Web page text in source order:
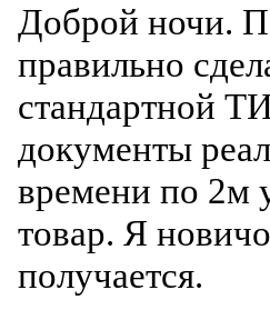
Доброй ночи.
правильно
стандартной
документы
времени по 2м
товар. Я
получается.